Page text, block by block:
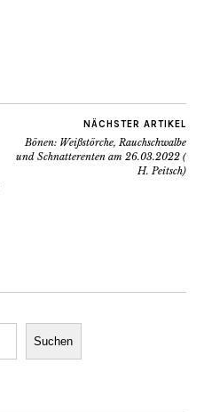
NÄCHSTER ARTIKEL
Bönen: Weißstörche, Rauchschwalbe
und Schnatterenten am 26.03.2022 (
H. Peitsch)
Suchen